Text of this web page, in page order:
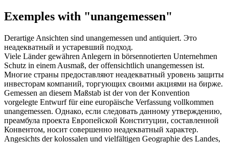
Exemples with "unangemessen"
Derartige Ansichten sind unangemessen und antiquiert. Это
неадекватный и устаревший подход.
Viele Länder gewähren Anlegern in börsennotierten Unternehmen
Schutz in einem Ausmaß, der offensichtlich unangemessen ist.
Многие страны предоставляют неадекватный уровень защиты
инвесторам компаний, торгующих своими акциями на бирже.
Gemessen an diesem Maßstab ist der von der Konvention
vorgelegte Entwurf für eine europäische Verfassung vollkommen
unangemessen. Однако, если следовать данному утверждению,
преамбула проекта Европейской Конституции, составленной
Конвентом, носит совершенно неадекватный характер.
Angesichts der kolossalen und vielfältigen Geographie des Landes,